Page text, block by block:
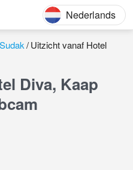
Nederlands
Sudak Uitzicht vanaf Hotel
Diva, Kaap